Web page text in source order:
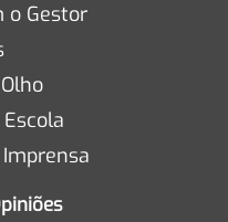
o Gestor